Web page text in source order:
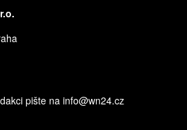
pište na info@wn24.cz